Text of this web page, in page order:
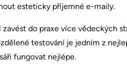
esteticky příjemné e-maily.
do praxe více vědeckých
testování je jedním z
fungovat nejlépe.